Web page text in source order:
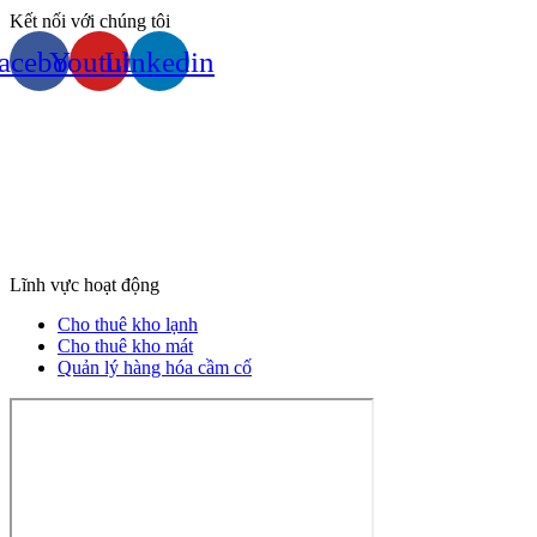
Kết nối với chúng tôi
YoutubeLinkedin
Lĩnh vực hoạt động
Cho thuê kho lạnh
Cho thuê kho mát
Quản lý hàng hóa cầm cố